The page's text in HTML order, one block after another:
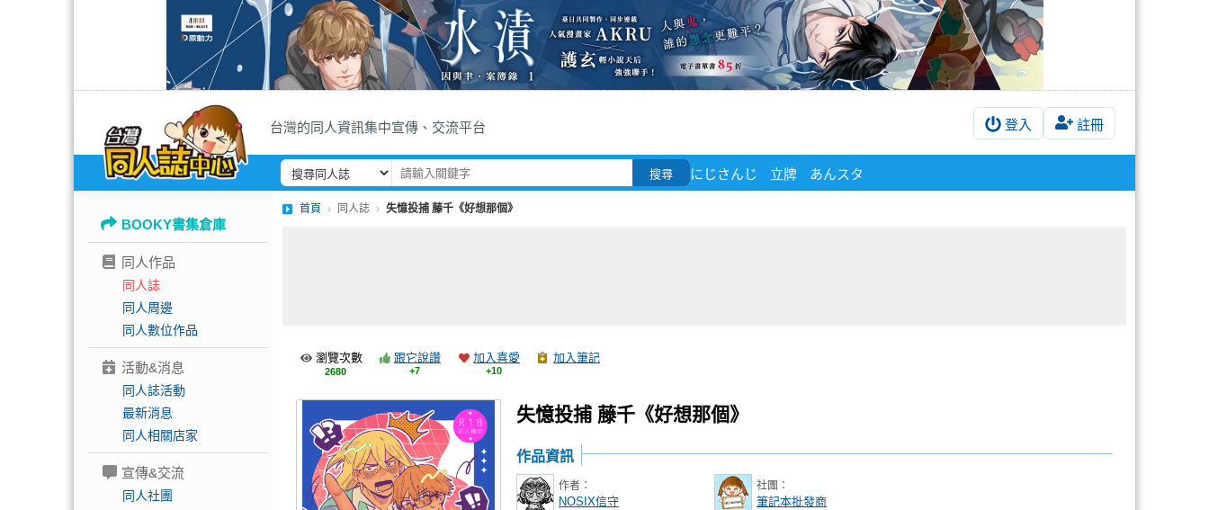
台灣的同人資訊集中宣傳、交流平台 登入 註冊
搜尋 にじさんじ 立牌 あんスタ
BOOKY書集倉庫
同人作品
同人誌
同人周邊
同人數位作品
活動&消息
同人誌活動
最新消息
同人相關店家
宣傳&交流
同人社團
首頁 同人誌 失憶投捕 藤千《好想那個》
瀏覽次數
2680
跟它說讚
+7
加入喜愛
+10
加入筆記
失憶投捕 藤千《好想那個》
作品資訊
作者：
NOSIX信守
社團：
筆記本批發商